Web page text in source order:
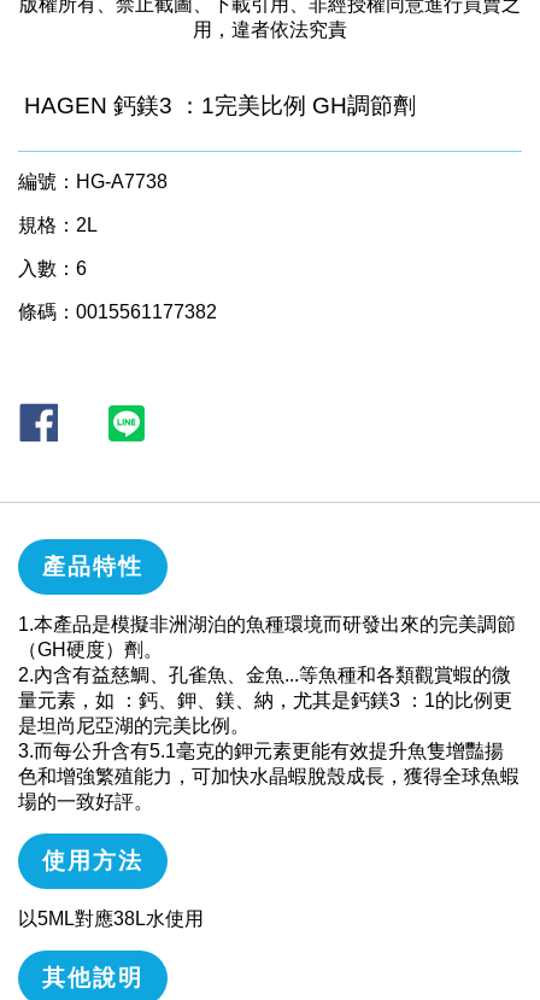
版權所有、禁止截圖、下載引用、非經授權同意進行買賣之
用，違者依法究責
HAGEN 鈣鎂3 ：1完美比例 GH調節劑
編號：HG-A7738
規格：2L
入數：6
條碼：0015561177382
產品特性
1.本產品是模擬非洲湖泊的魚種環境而研發出來的完美調節
（GH硬度）劑。
2.內含有益慈鯛、孔雀魚、金魚...等魚種和各類觀賞蝦的微
量元素，如 ：鈣、鉀、鎂、納，尤其是鈣鎂3 ：1的比例更
是坦尚尼亞湖的完美比例。
3.而每公升含有5.1毫克的鉀元素更能有效提升魚隻增豔揚
色和增強繁殖能力，可加快水晶蝦脫殼成長，獲得全球魚蝦
場的一致好評。
使用方法
以5ML對應38L水使用
其他說明